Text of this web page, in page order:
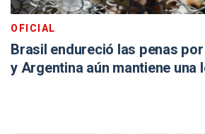
OFICIAL
Brasil endureció las penas
y Argentina aún mantiene una